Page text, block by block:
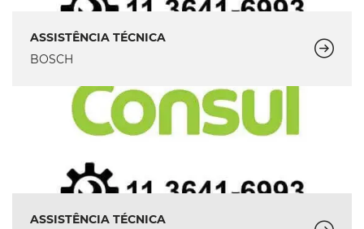
ASSISTÊNCIA TÉCNICA
BOSCH
ASSISTÊNCIA TÉCNICA